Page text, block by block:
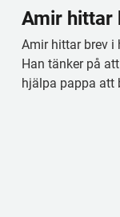
Amir hittar
Amir hittar brev i
Han tänker på
hjälpa pappa att